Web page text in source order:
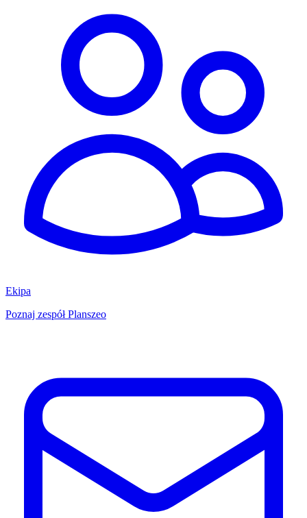
Ekipa
Poznaj zespół Planszeo